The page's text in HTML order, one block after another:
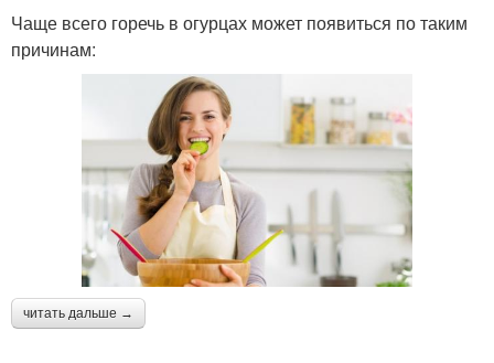
Чаще всего горечь в огурцах может появиться по таким
причинам:
читать дальше →